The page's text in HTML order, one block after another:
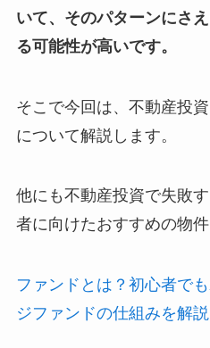
いて、そのパターンにさ
る可能性が高いです。
そこで今回は、不動産投
について解説します。
他にも不動産投資で失敗
者に向けたおすすめの物
ファンドとは？初心者で
ジファンドの仕組みを解説